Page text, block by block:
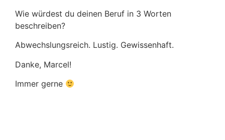
Wie würdest du deinen Beruf in 3 Worten
beschreiben?
Abwechslungsreich. Lustig. Gewissenhaft.
Danke, Marcel!
Immer gerne